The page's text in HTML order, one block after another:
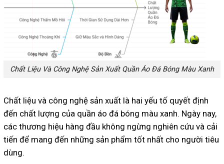
Chất Liệu Và Công Nghệ Sản Xuất Quần Áo Đá Bóng Màu Xanh
Chất liệu và công nghệ sản xuất là hai yếu tố quyết định
đến chất lượng của quần áo đá bóng màu xanh. Ngày nay,
các thương hiệu hàng đầu không ngừng nghiên cứu và cải
tiến để mang đến những sản phẩm tốt nhất cho người tiêu
dùng.